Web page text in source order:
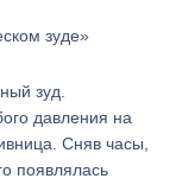
зуде»
зуд.
давления на
Сняв часы,
появлялась